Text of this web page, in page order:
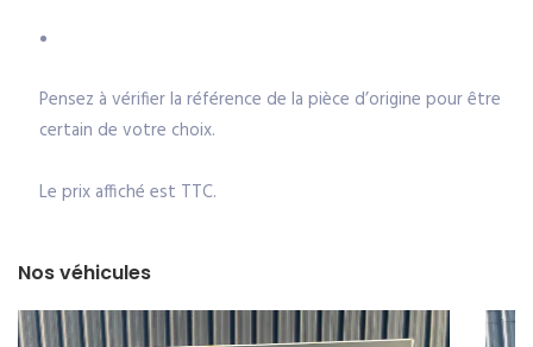
Pensez à vérifier la référence de la pièce d’origine pour être
certain de votre choix.
Le prix affiché est TTC.
Nos véhicules